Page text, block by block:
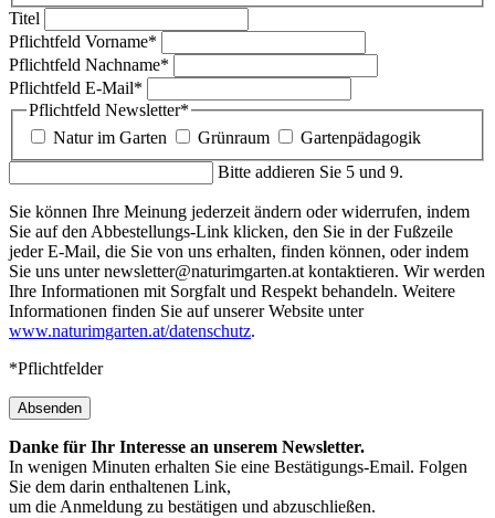
Titel
Pflichtfeld Vorname*
Pflichtfeld Nachname*
Pflichtfeld E-Mail*
Pflichtfeld Newsletter*
Natur im Garten
Grünraum
Gartenpädagogik
Bitte addieren Sie 5 und 9.
Sie können Ihre Meinung jederzeit ändern oder widerrufen, indem
Sie auf den Abbestellungs-Link klicken, den Sie in der Fußzeile
jeder E-Mail, die Sie von uns erhalten, finden können, oder indem
Sie uns unter newsletter@naturimgarten.at kontaktieren. Wir werden
Ihre Informationen mit Sorgfalt und Respekt behandeln. Weitere
Informationen finden Sie auf unserer Website unter
www.naturimgarten.at/datenschutz.
*Pflichtfelder
Absenden
Danke für Ihr Interesse an unserem Newsletter.
In wenigen Minuten erhalten Sie eine Bestätigungs-Email. Folgen
Sie dem darin enthaltenen Link,
um die Anmeldung zu bestätigen und abzuschließen.